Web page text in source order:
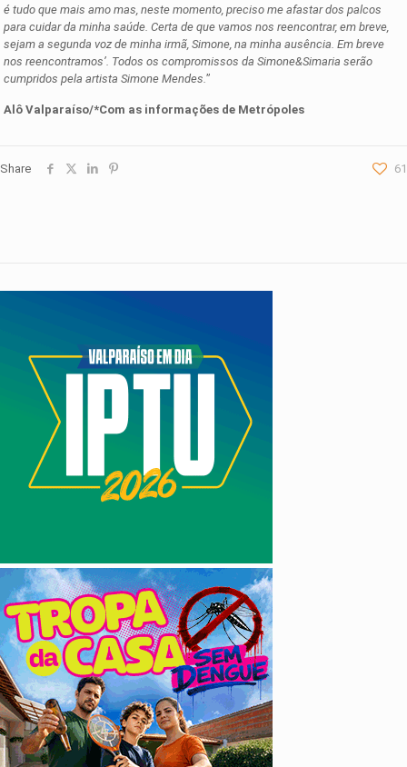
é tudo que mais amo mas, neste momento, preciso me afastar dos palcos
para cuidar da minha saúde. Certa de que vamos nos reencontrar, em breve,
sejam a segunda voz de minha irmã, Simone, na minha ausência. Em breve
nos reencontramos’. Todos os compromissos da Simone&Simaria serão
cumpridos pela artista Simone Mendes.”
Alô Valparaíso/*Com as informações de Metrópoles
Share 61